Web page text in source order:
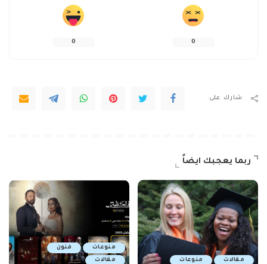
0
0
شارك على
ربما يعجبك ايضاً
مقالات منوعات
منوعات
فنون
مقالات